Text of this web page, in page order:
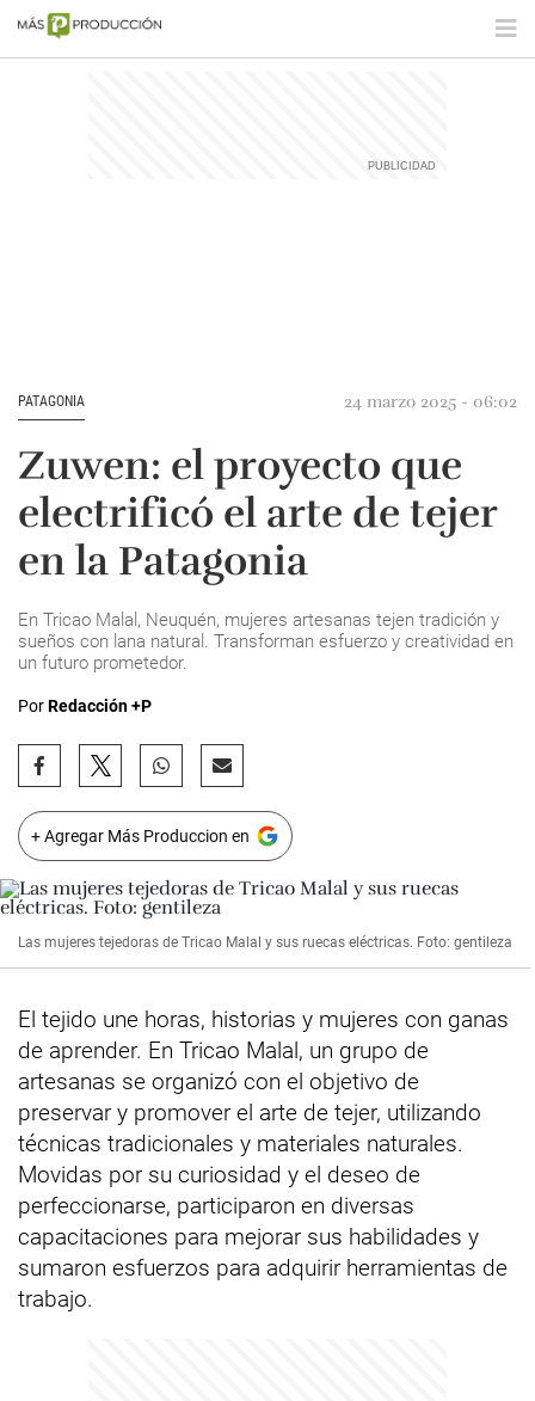
PATAGONIA 24 marzo 2025 - 06:02
Zuwen: el proyecto que
electrificó el arte de tejer
en la Patagonia
En Tricao Malal, Neuquén, mujeres artesanas tejen tradición y
sueños con lana natural. Transforman esfuerzo y creatividad en
un futuro prometedor.
PorRedacción +P
+ Agregar Más Produccion en
Las mujeres tejedoras de Tricao Malal y sus ruecas eléctricas. Foto: gentileza
El tejido une horas, historias y mujeres con ganas
de aprender. En Tricao Malal, un grupo de
artesanas se organizó con el objetivo de
preservar y promover el arte de tejer, utilizando
técnicas tradicionales y materiales naturales.
Movidas por su curiosidad y el deseo de
perfeccionarse, participaron en diversas
capacitaciones para mejorar sus habilidades y
sumaron esfuerzos para adquirir herramientas de
trabajo.